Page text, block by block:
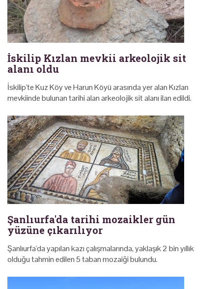
İskilip Kızlan mevkii arkeolojik sit
alanı oldu
İskilip'te Kuz Köy ve Harun Köyü arasında yer alan Kızlan
mevkiinde bulunan tarihi alan arkeolojik sit alanı ilan edildi.
Şanlıurfa'da tarihi mozaikler gün
yüzüne çıkarılıyor
Şanlıurfa'da yapılan kazı çalışmalarında, yaklaşık 2 bin yıllık
olduğu tahmin edilen 5 taban mozaiği bulundu.